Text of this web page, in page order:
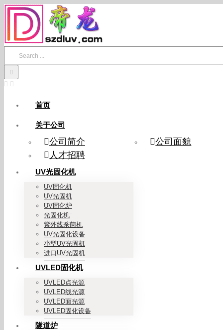
Skip
content
首页
关于公司
公司简介
公司面貌
人才招聘
UV光固化机
UV固化机
UV光固机
UV固化炉
光固化机
紫外线杀菌机
UV光固化设备
小型UV光固机
进口UV光固机
UVLED固化机
UVLED点光源
UVLED线光源
UVLED面光源
UVLED固化设备
隧道炉